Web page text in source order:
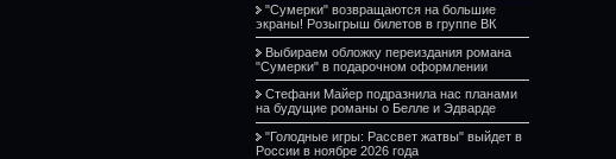
"Сумерки" возвращаются на большие
экраны! Розыгрыш билетов в группе ВК
Выбираем обложку переиздания романа
"Сумерки" в подарочном оформлении
Стефани Майер подразнила нас планами
на будущие романы о Белле и Эдварде
"Голодные игры: Рассвет жатвы" выйдет в
России в ноябре 2026 года